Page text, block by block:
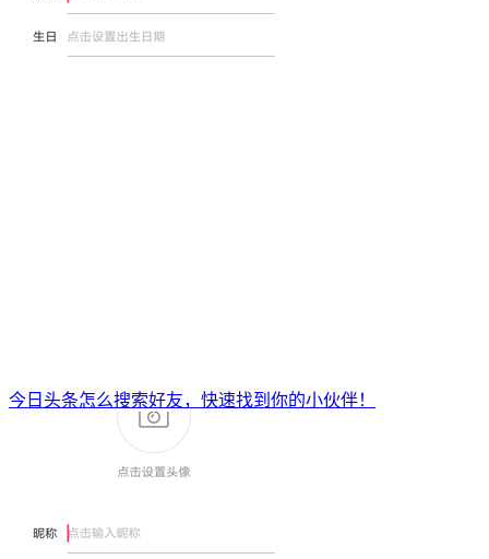
今日头条怎么搜索好友，快速找到你的小伙伴！